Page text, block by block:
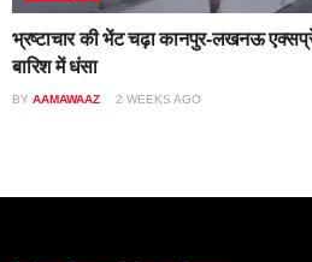
भ्रष्टाचार की भेंट चढ़ा कानपुर-लखनऊ
बारिश में धंसा
BY AAMAWAAZ 2 WEEKS AGO